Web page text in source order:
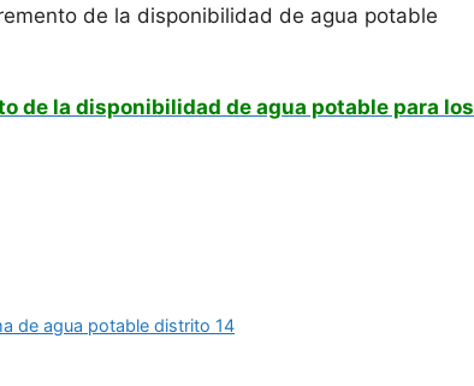
de la disponibilidad de agua potable
de la disponibilidad de agua potable para los
de agua potable distrito 14